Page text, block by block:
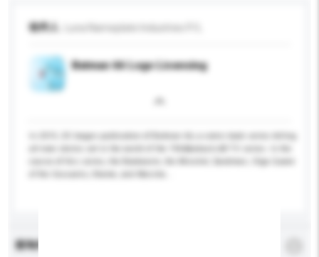
收件人
Batman 66 Logo Licensing
In 2013, DC began publication of Batman 66, a comic book series telling
查询内容